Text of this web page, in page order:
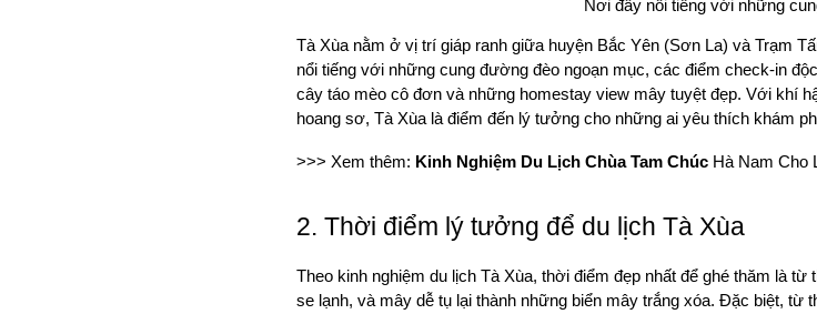
Nơi đây nổi tiếng với những
Tà Xùa nằm ở vị trí giáp ranh giữa huyện Bắc Yên (Sơn La) và Trạm
nổi tiếng với những cung đường đèo ngoạn mục, các điểm check-in
cây táo mèo cô đơn và những homestay view mây tuyệt đẹp. Với khí
hoang sơ, Tà Xùa là điểm đến lý tưởng cho những ai yêu thích khám
>>> Xem thêm: Kinh Nghiệm Du Lịch Chùa Tam Chúc Hà Nam Cho
2. Thời điểm lý tưởng để du lịch Tà Xùa
Theo kinh nghiệm du lịch Tà Xùa, thời điểm đẹp nhất để ghé thăm là
se lạnh, và mây dễ tụ lại thành những biển mây trắng xóa. Đặc biệt, từ